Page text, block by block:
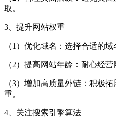
取。
3、提升网站权重
（1）优化域名：选择合适的
（2）提高网站年龄：耐心经
（3）增加高质量外链：积极
重。
4、关注搜索引擎算法